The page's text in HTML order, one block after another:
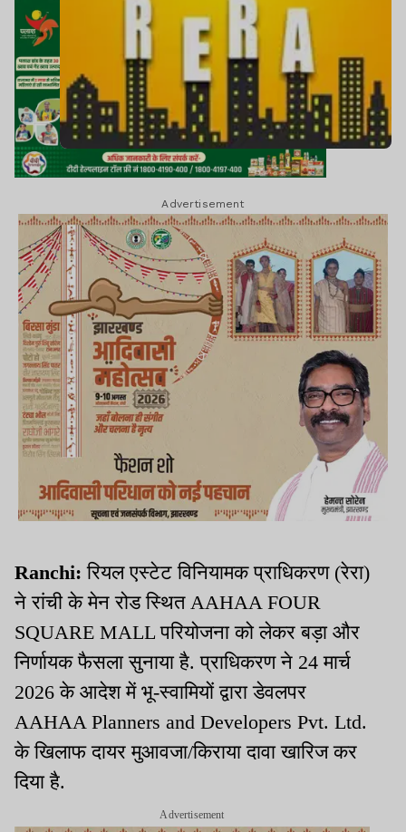
Advertisement
Ranchi: रियल एस्टेट विनियामक प्राधिकरण (रेरा)
ने रांची के मेन रोड स्थित AAHAA FOUR
SQUARE MALL परियोजना को लेकर बड़ा और
निर्णायक फैसला सुनाया है. प्राधिकरण ने 24 मार्च
2026 के आदेश में भू-स्वामियों द्वारा डेवलपर
AAHAA Planners and Developers Pvt. Ltd.
के खिलाफ दायर मुआवजा/किराया दावा खारिज कर
दिया है.
Advertisement